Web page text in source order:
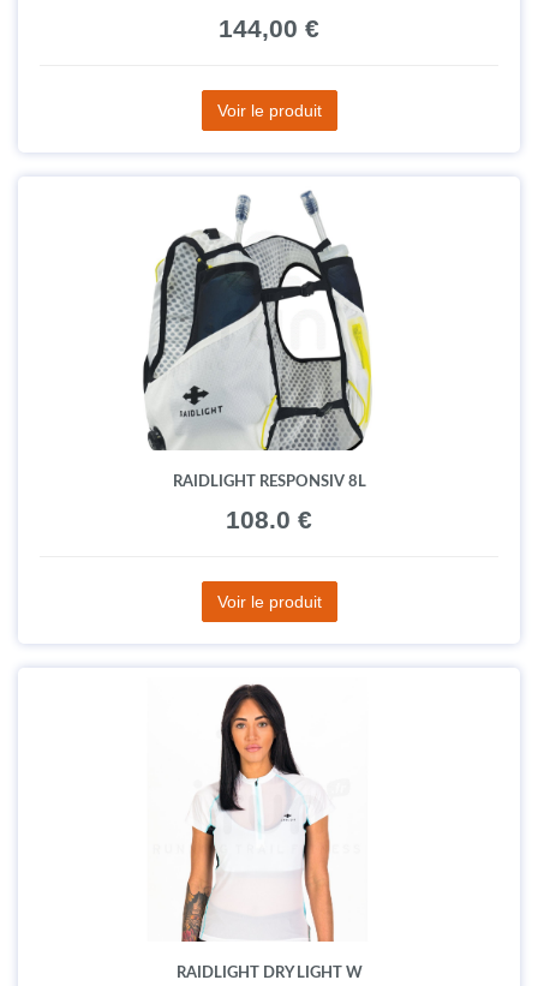
144,00 €
Voir le produit
RAIDLIGHT RESPONSIV 8L
108.0 €
Voir le produit
RAIDLIGHT DRY LIGHT W